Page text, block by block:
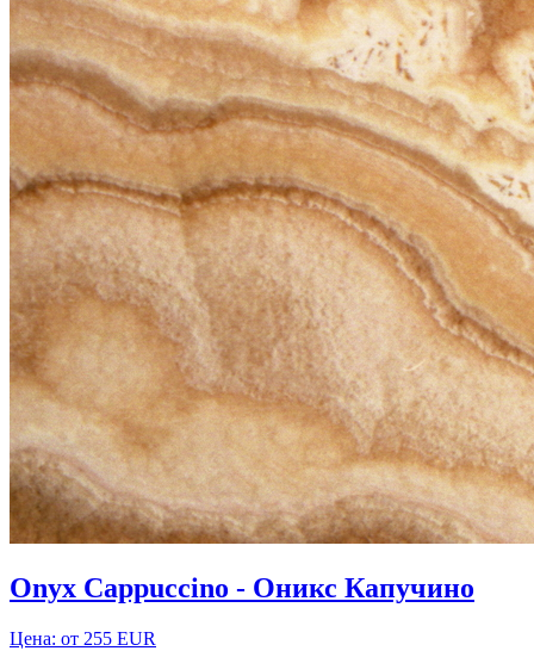
Onyx Cappuccino - Оникс Капучино
Цена: от 255 EUR